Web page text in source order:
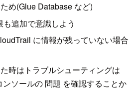
め(Glue Database など)
追加で意識しよう
に情報が残っていない場合
時はトラブルシューティングは
ソールの 問題 を確認することか